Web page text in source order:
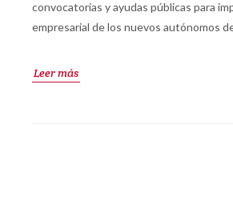
convocatorias y ayudas públicas para
empresarial de los nuevos autónomos
Leer más